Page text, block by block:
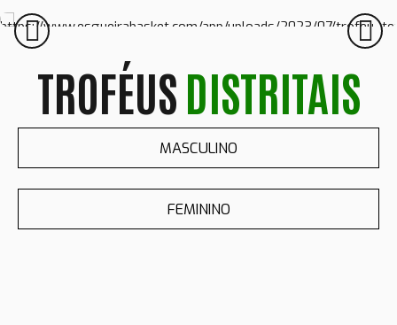
TROFÉUSDISTRITAIS
MASCULINO
FEMININO